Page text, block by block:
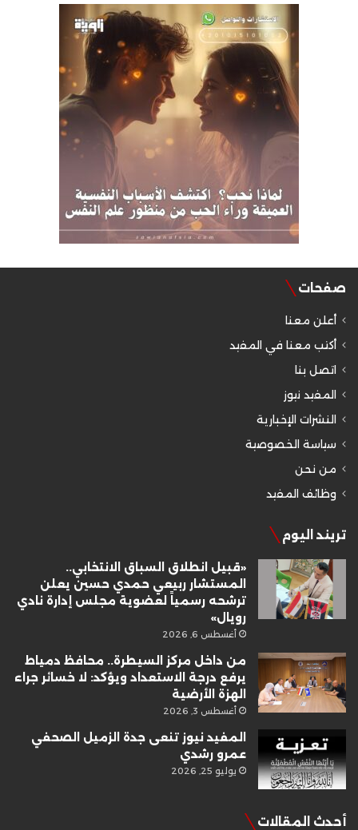
صفحات
أعلن معنا
أكتب معنا في المفيد
اتصل بنا
المفيد نيوز
النشرات الإخبارية
سياسة الخصوصية
من نحن
وظائف المفيد
تريند اليوم
«قبيل انطلاق السباق الانتخابي..
المستشار ربيعي حمدي حسين يعلن
ترشحه رسمياً لعضوية مجلس إدارة نادي
رويال»
أغسطس 6, 2026
من داخل مركز السيطرة.. محافظ دمياط
يرفع درجة الاستعداد ويؤكد: لا خسائر جراء
الهزة الأرضية
أغسطس 3, 2026
المفيد نيوز تنعى جدة الزميل الصحفي
عمرو رشدي
يوليو 25, 2026
أحدث المقالات